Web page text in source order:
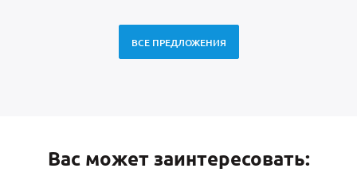
ВСЕ ПРЕДЛОЖЕНИЯ
Вас может заинтересовать: